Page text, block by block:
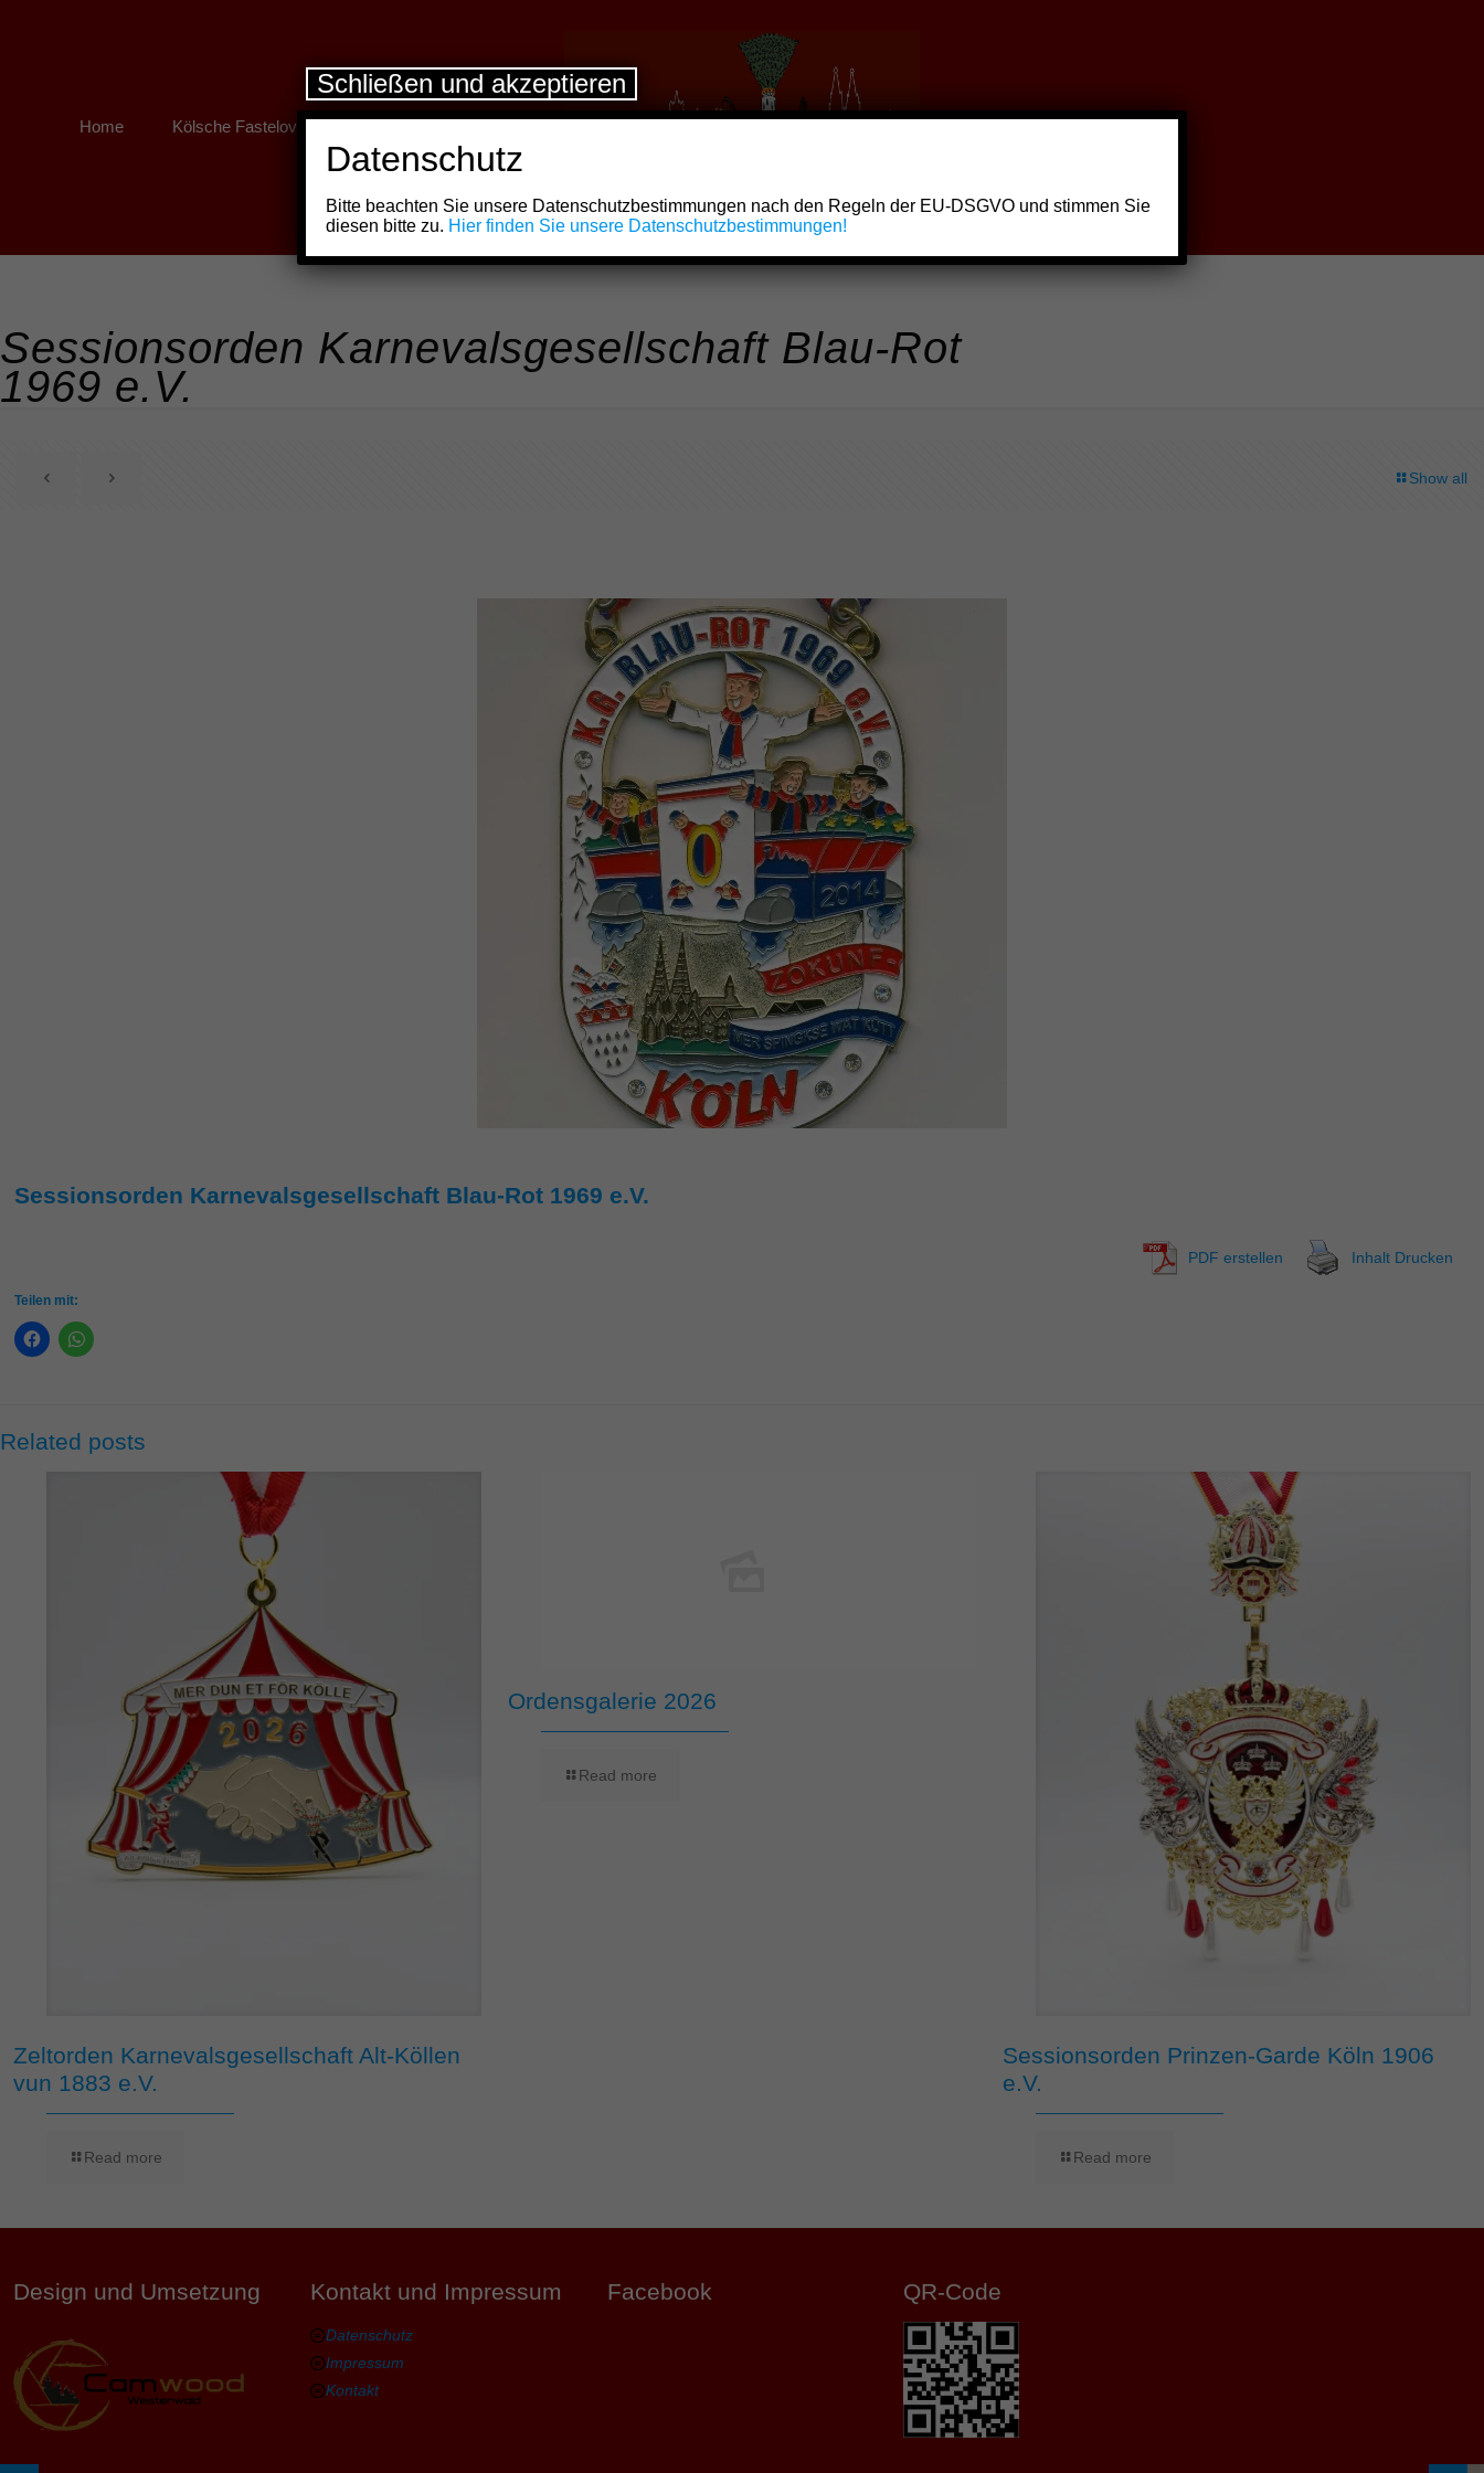
Home Kölsche Fastelovend
Sessionsorden Karnevalsgesellschaft Blau-Rot
1969 e.V.
Show all
Sessionsorden Karnevalsgesellschaft Blau-Rot 1969 e.V.
PDF erstellen Inhalt Drucken
Teilen mit:
Related posts
Zeltorden Karnevalsgesellschaft Alt-Köllen
vun 1883 e.V.
Read more
Ordensgalerie 2026
Read more
Sessionsorden Prinzen-Garde Köln 1906
e.V.
Read more
Design und Umsetzung Kontakt und Impressum
Datenschutz
Impressum
Kontakt
Facebook QR-Code
Datenschutz
Bitte beachten Sie unsere Datenschutzbestimmungen nach den Regeln der EU-DSGVO und stimmen Sie
diesen bitte zu. Hier finden Sie unsere Datenschutzbestimmungen!
Schließen und akzeptieren